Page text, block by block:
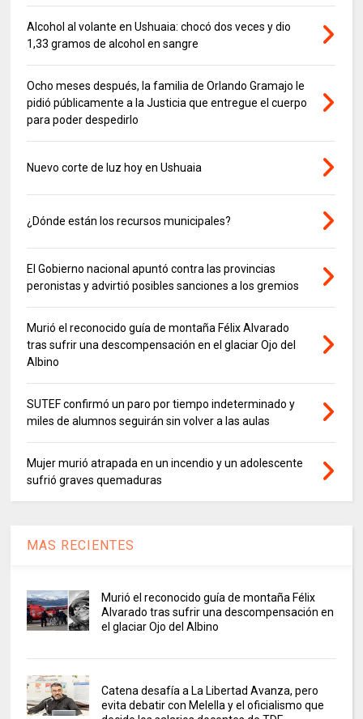
Alcohol al volante en Ushuaia: chocó dos veces y dio
1,33 gramos de alcohol en sangre
Ocho meses después, la familia de Orlando Gramajo le
pidió públicamente a la Justicia que entregue el cuerpo
para poder despedirlo
Nuevo corte de luz hoy en Ushuaia
¿Dónde están los recursos municipales?
El Gobierno nacional apuntó contra las provincias
peronistas y advirtió posibles sanciones a los gremios
Murió el reconocido guía de montaña Félix Alvarado
tras sufrir una descompensación en el glaciar Ojo del
Albino
SUTEF confirmó un paro por tiempo indeterminado y
miles de alumnos seguirán sin volver a las aulas
Mujer murió atrapada en un incendio y un adolescente
sufrió graves quemaduras
MAS RECIENTES
Murió el reconocido guía de montaña Félix
Alvarado tras sufrir una descompensación en
el glaciar Ojo del Albino
Catena desafía a La Libertad Avanza, pero
evita debatir con Melella y el oficialismo que